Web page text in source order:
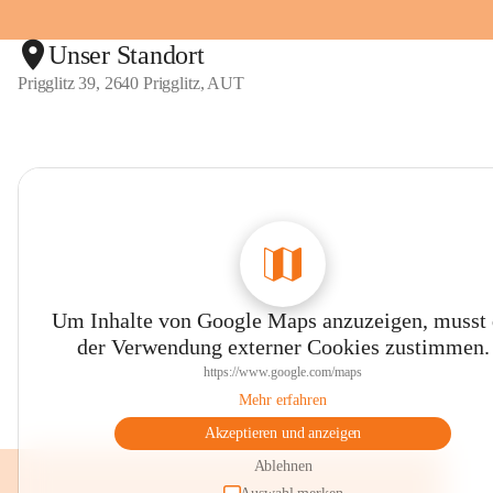
Unser Standort
Prigglitz 39, 2640 Prigglitz, AUT
Um Inhalte von Google Maps anzuzeigen, musst
der Verwendung externer Cookies zustimmen.
https://www.google.com/maps
Mehr erfahren
Akzeptieren und anzeigen
Ablehnen